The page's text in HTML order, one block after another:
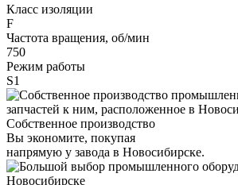
Класс изоляции
F
Частота вращения, об/мин
750
Режим работы
S1
Собственное производство
Вы экономите, покупая
напрямую у завода в Новосибирске.